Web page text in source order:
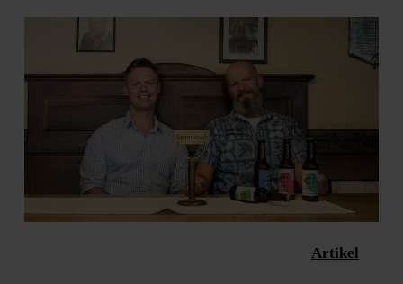
Artikel